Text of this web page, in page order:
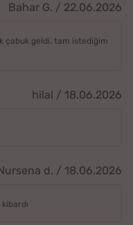
Bahar G. / 22.06.2026
çabuk geldi. tam istediğim
hilal / 18.06.2026
d. / 18.06.2026